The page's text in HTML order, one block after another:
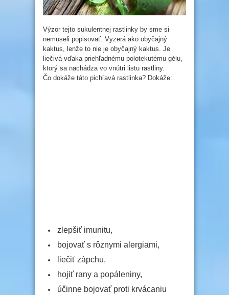
Výzor tejto sukulentnej rastlinky by sme si
nemuseli popisovať. Vyzerá ako obyčajný
kaktus, lenže to nie je obyčajný kaktus. Je
liečivá vďaka priehľadnému polotekutému gélu,
ktorý sa nachádza vo vnútri listu rastliny.
Čo dokáže táto pichľavá rastlinka? Dokáže:
zlepšiť imunitu,
bojovať s rôznymi alergiami,
liečiť zápchu,
hojiť rany a popáleniny,
účinne bojovať proti krvácaniu